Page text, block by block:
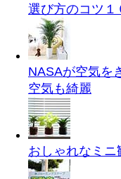
選び方のコツ１
NASAが空気を
空気も綺麗
おしゃれなミニ